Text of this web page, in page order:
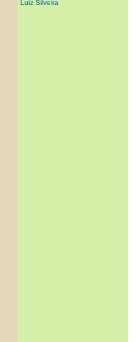
Luiz Silveira